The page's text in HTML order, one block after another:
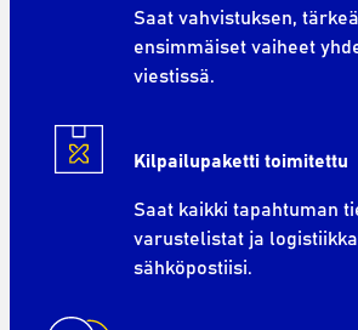
Saat vahvistuksen,
ensimmäiset vaiheet
viestissä.
Kilpailupaketti toimitettu
Saat kaikki tapahtuman
varustelistat ja
sähköpostiisi.